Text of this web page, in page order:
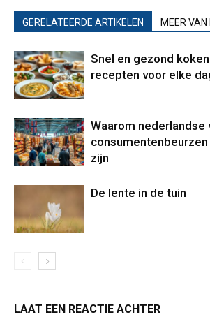
GERELATEERDE ARTIKELEN MEER
Snel en gezond
recepten voor elke
Waarom nederlandse
zijn
De lente in de tuin
LAAT EEN REACTIE ACHTER